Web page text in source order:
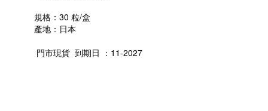
規格：30 粒/盒
產地：日本
門市現貨 到期日 ：11-2027